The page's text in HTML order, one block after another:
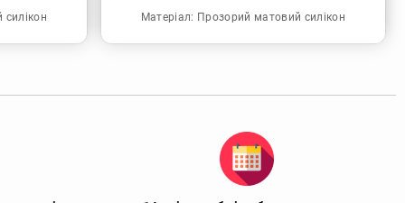
Матеріал: Прозорий матовий силікон